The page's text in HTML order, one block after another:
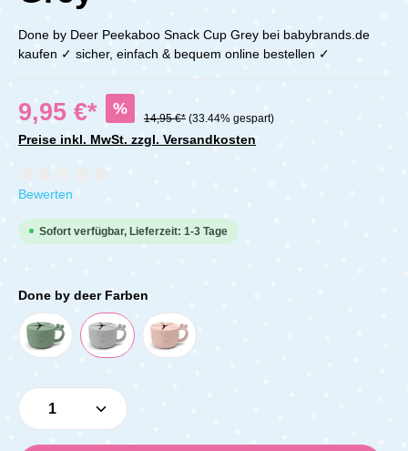
Done by Deer Peekaboo Snack Cup Grey bei babybrands.de
kaufen ✓ sicher, einfach & bequem online bestellen ✓
9,95 €* %
14,95 €* (33.44% gespart)
Preise inkl. MwSt. zzgl. Versandkosten
Durchschnittliche Bewertung von 0 von 5 Sternen
Bewerten
Sofort verfügbar, Lieferzeit: 1-3 Tage
Done by deer Farben
Produkt Anzahl: Gib den gewünschten